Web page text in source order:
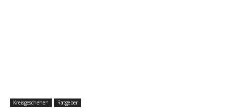
Kreisgeschehen Ratgeber